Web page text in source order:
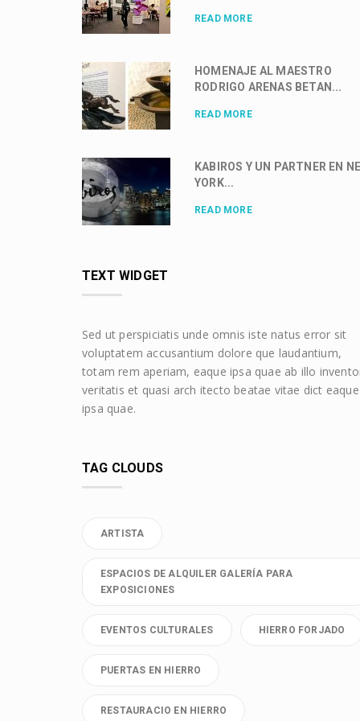
READ MORE
HOMENAJE AL MAESTRO
RODRIGO ARENAS BETAN...
READ MORE
KABIROS Y UN PARTNER EN
YORK...
READ MORE
TEXT WIDGET
Sed ut perspiciatis unde omnis iste natus error sit
voluptatem accusantium dolore que laudantium,
totam rem aperiam, eaque ipsa quae ab illo
veritatis et quasi arch itecto beatae vitae dict eaque
ipsa quae.
TAG CLOUDS
ARTISTA
ESPACIOS DE ALQUILER GALERÍA PARA
EXPOSICIONES
EVENTOS CULTURALES HIERRO FORJADO
PUERTAS EN HIERRO
RESTAURACIO EN HIERRO